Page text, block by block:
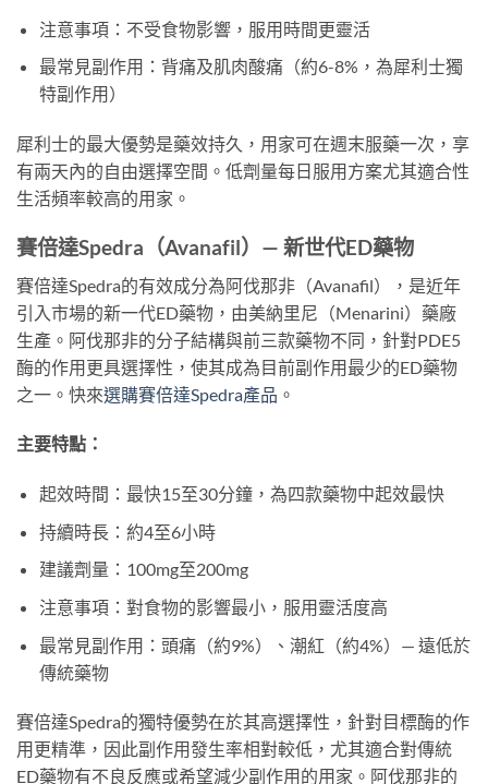
注意事項：不受食物影響，服用時間更靈活
最常見副作用：背痛及肌肉酸痛（約6-8%，為犀利士獨
特副作用）
犀利士的最大優勢是藥效持久，用家可在週末服藥一次，享
有兩天內的自由選擇空間。低劑量每日服用方案尤其適合性
生活頻率較高的用家。
賽倍達Spedra（Avanafil）— 新世代ED藥物
賽倍達Spedra的有效成分為阿伐那非（Avanafil），是近年
引入市場的新一代ED藥物，由美納里尼（Menarini）藥廠
生產。阿伐那非的分子結構與前三款藥物不同，針對PDE5
酶的作用更具選擇性，使其成為目前副作用最少的ED藥物
之一。快來選購賽倍達Spedra產品 。
主要特點：
起效時間：最快15至30分鐘，為四款藥物中起效最快
持續時長：約4至6小時
建議劑量：100mg至200mg
注意事項：對食物的影響最小，服用靈活度高
最常見副作用：頭痛（約9%）、潮紅（約4%）— 遠低於
傳統藥物
賽倍達Spedra的獨特優勢在於其高選擇性，針對目標酶的作
用更精準，因此副作用發生率相對較低，尤其適合對傳統
ED藥物有不良反應或希望減少副作用的用家。阿伐那非的